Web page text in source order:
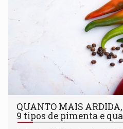
QUANTO MAIS
9 tipos de pimenta e